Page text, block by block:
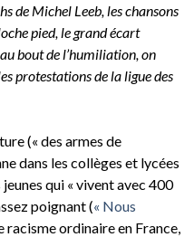
de Michel Leeb, les chansons
pied, le grand écart
bout de l’humiliation, on
protestations de la ligue des
(« des armes de
dans les collèges et lycées
qui « vivent avec 400
poignant (« Nous
racisme ordinaire en France,